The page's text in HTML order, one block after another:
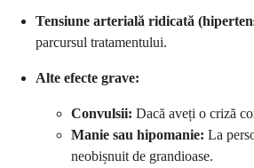
Tensiune arterială ridicată
parcursul tratamentului.
Alte efecte grave:
Convulsii: Dacă aveți o criză
Manie sau hipomanie: La
neobișnuit de grandioase.